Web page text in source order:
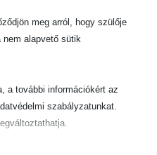
nem vezetnek
vitatja a
a keresetlevelet.
veszünk a
meg arról, hogy szülője
nem alapvető sütik
a további információkért az
szabályzatunkat.